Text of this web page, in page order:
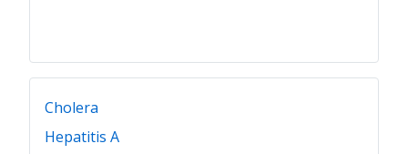
Cholera
Hepatitis A